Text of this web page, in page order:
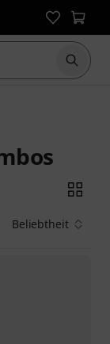
Suche
Beliebtheit